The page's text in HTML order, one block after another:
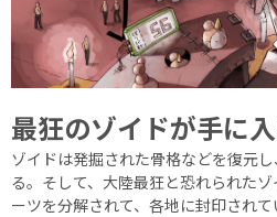
最狂のゾイドが手に入
ゾイドは発掘された骨格などを復元
る。そして、大陸最狂と恐れられた
ーツを分解されて、各地に封印されて